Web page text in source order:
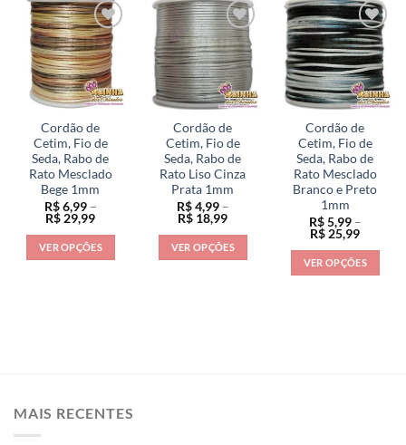
várias
variantes.
As
opções
podem
ser
escolhidas
na
página
do
produto
tem
várias
variantes.
As
opções
podem
ser
escolhidas
na
página
do
produto
várias
variantes.
As
opções
podem
ser
escolhidas
na
página
do
produto
Cordão de
Cetim, Fio de
Seda, Rabo de
Rato Mesclado
Bege 1mm
R$6,99 –
R$ 29,99Faixa
preço:
R$ 6,99
através
VER OPÇÕES
ser
Cordão de
Cetim, Fio de
Seda, Rabo de
Rato Liso Cinza
Prata 1mm
R$4,99 –
R$ 18,99Faixa
preço:
R$ 4,99
através
VER OPÇÕES
Cordão de
Cetim, Fio de
Seda, Rabo de
Rato Mesclado
Branco e Preto
1mm
R$5,99 –
R$ 25,99Faixa
preço:
R$ 5,99
através
VER OPÇÕES
MAIS RECENTES